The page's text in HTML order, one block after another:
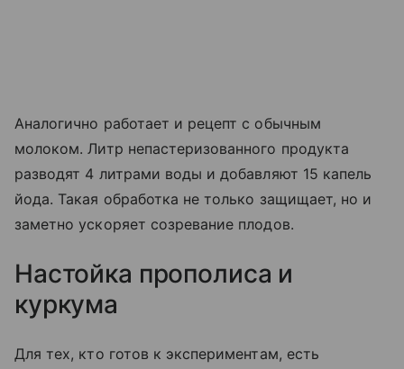
Аналогично работает и рецепт с обычным
молоком. Литр непастеризованного продукта
разводят 4 литрами воды и добавляют 15 капель
йода. Такая обработка не только защищает, но и
заметно ускоряет созревание плодов.
Настойка прополиса и
куркума
Для тех, кто готов к экспериментам, есть